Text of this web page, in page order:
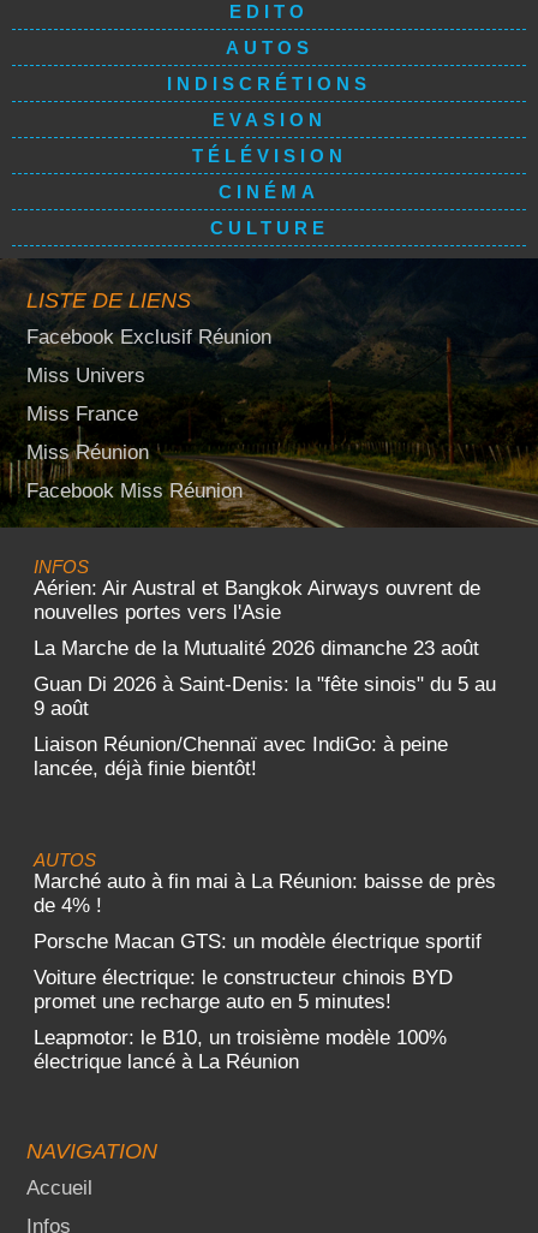
EDITO
AUTOS
INDISCRÉTIONS
EVASION
TÉLÉVISION
CINÉMA
CULTURE
LISTE DE LIENS
Facebook Exclusif Réunion
Miss Univers
Miss France
Miss Réunion
Facebook Miss Réunion
INFOS
Aérien: Air Austral et Bangkok Airways ouvrent de
nouvelles portes vers l'Asie
La Marche de la Mutualité 2026 dimanche 23 août
Guan Di 2026 à Saint-Denis: la "fête sinois" du 5 au
9 août
Liaison Réunion/Chennaï avec IndiGo: à peine
lancée, déjà finie bientôt!
AUTOS
Marché auto à fin mai à La Réunion: baisse de près
de 4% !
Porsche Macan GTS: un modèle électrique sportif
Voiture électrique: le constructeur chinois BYD
promet une recharge auto en 5 minutes!
Leapmotor: le B10, un troisième modèle 100%
électrique lancé à La Réunion
NAVIGATION
Accueil
Infos